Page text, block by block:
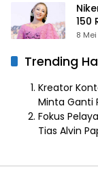
150
8
Trending
Kreator
Minta Ganti
Fokus
Tias Alvin